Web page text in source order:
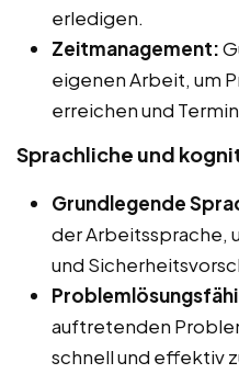
erledigen.
Zeitmanagement:
eigenen Arbeit, um
erreichen und
Sprachliche und
Grundlegende
der Arbeitssprache,
und
auftretenden
schnell und effektiv